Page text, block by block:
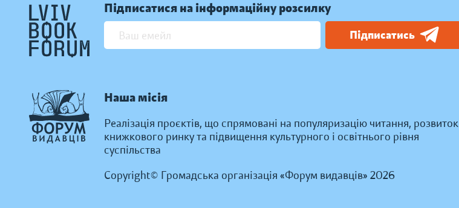
Підписатися на інформаційну розсилку
Підписатись
Наша місія
Реалізація проєктів, що спрямовані на популяризацію читання, розвиток
книжкового ринку та підвищення культурного і освітнього рівня
суспільства
Copyright© Громадська організація «Форум видавців» 2026